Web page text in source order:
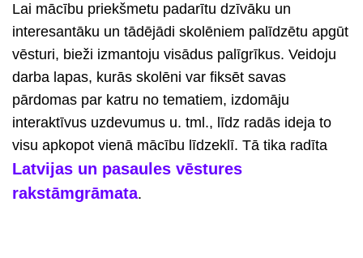
Lai mācību priekšmetu padarītu dzīvāku un
interesantāku un tādējādi skolēniem palīdzētu apgūt
vēsturi, bieži izmantoju visādus palīgrīkus. Veidoju
darba lapas, kurās skolēni var fiksēt savas
pārdomas par katru no tematiem, izdomāju
interaktīvus uzdevumus u. tml., līdz radās ideja to
visu apkopot vienā mācību līdzeklī. Tā tika radīta
Latvijas un pasaules vēstures
rakstāmgrāmata.